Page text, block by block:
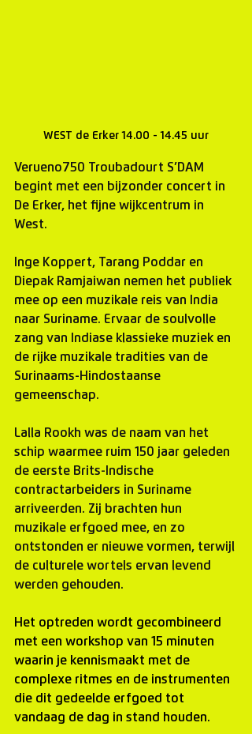
WEST de Erker 14.00 - 14.45 uur
Verueno750 Troubadourt S’DAM
begint met een bijzonder concert in
De Erker, het fijne wijkcentrum in
West.
Inge Koppert, Tarang Poddar en
Diepak Ramjaiwan nemen het publiek
mee op een muzikale reis van India
naar Suriname. Ervaar de soulvolle
zang van Indiase klassieke muziek en
de rijke muzikale tradities van de
Surinaams-Hindostaanse
gemeenschap.
Lalla Rookh was de naam van het
schip waarmee ruim 150 jaar geleden
de eerste Brits-Indische
contractarbeiders in Suriname
arriveerden. Zij brachten hun
muzikale erfgoed mee, en zo
ontstonden er nieuwe vormen, terwijl
de culturele wortels ervan levend
werden gehouden.
Het optreden wordt gecombineerd
met een workshop van 15 minuten
waarin je kennismaakt met de
complexe ritmes en de instrumenten
die dit gedeelde erfgoed tot
vandaag de dag in stand houden.